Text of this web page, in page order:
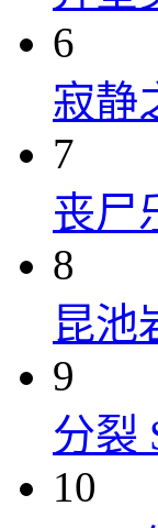
6
寂静
7
丧尸
8
昆池
9
分裂
10